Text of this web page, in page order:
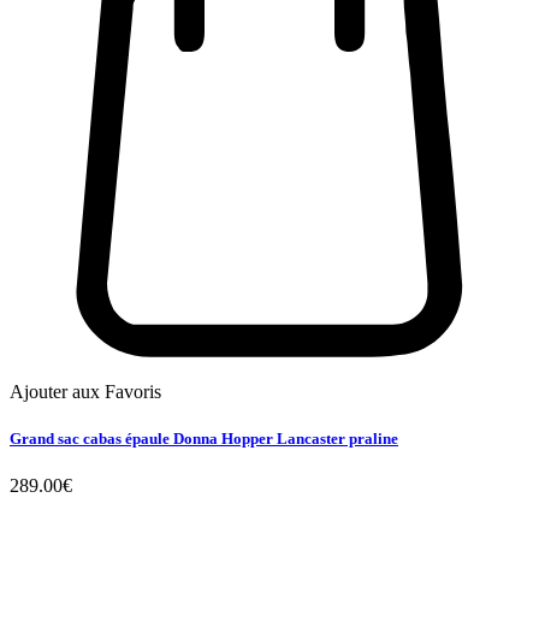
Ajouter aux Favoris
Grand sac cabas épaule Donna Hopper Lancaster praline
289.00€